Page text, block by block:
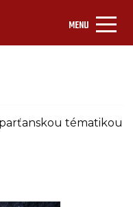
MENU
tématikou